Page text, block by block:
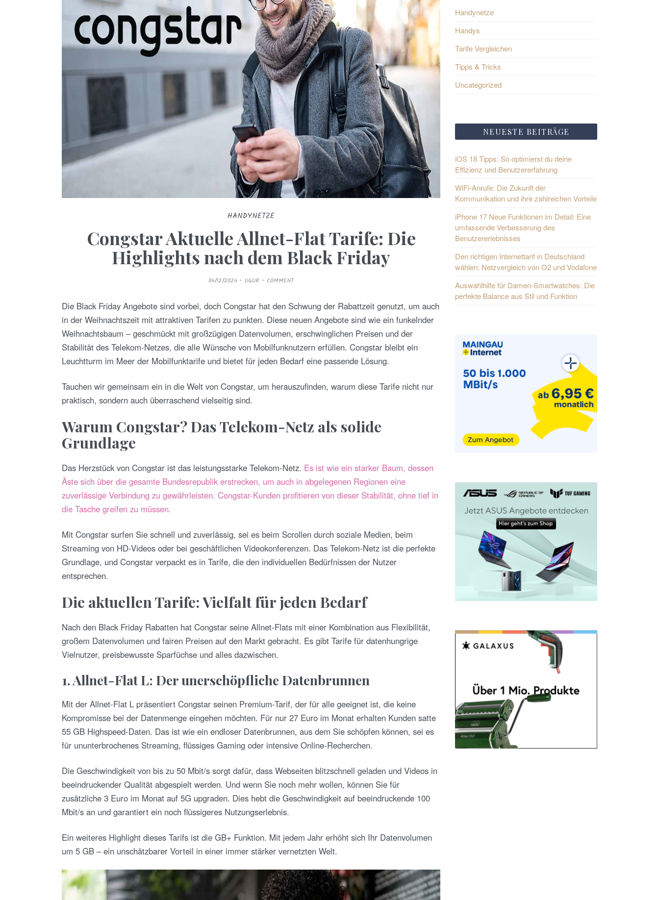
HANDYNETZE
Congstar Aktuelle Allnet-Flat Tarife: Die
Highlights nach dem Black Friday
P
O
E
D
N
04/12/2024 UGUR COMMENT
Die Black Friday Angebote sind vorbei, doch Congstar hat den Schwung der Rabattzeit genutzt, um auch
in der Weihnachtszeit mit attraktiven Tarifen zu punkten. Diese neuen Angebote sind wie ein funkelnder
Weihnachtsbaum – geschmückt mit großzügigen Datenvolumen, erschwinglichen Preisen und der
Stabilität des Telekom-Netzes, die alle Wünsche von Mobilfunknutzern erfüllen. Congstar bleibt ein
Leuchtturm im Meer der Mobilfunktarife und bietet für jeden Bedarf eine passende Lösung.
Tauchen wir gemeinsam ein in die Welt von Congstar, um herauszufinden, warum diese Tarife nicht nur
praktisch, sondern auch überraschend vielseitig sind.
Warum Congstar? Das Telekom-Netz als solide
Grundlage
Das Herzstück von Congstar ist das leistungsstarke Telekom-Netz. Es ist wie ein starker Baum, dessen
Äste sich über die gesamte Bundesrepublik erstrecken, um auch in abgelegenen Regionen eine
zuverlässige Verbindung zu gewährleisten. Congstar-Kunden profitieren von dieser Stabilität, ohne tief in
die Tasche greifen zu müssen.
Mit Congstar surfen Sie schnell und zuverlässig, sei es beim Scrollen durch soziale Medien, beim
Streaming von HD-Videos oder bei geschäftlichen Videokonferenzen. Das Telekom-Netz ist die perfekte
Grundlage, und Congstar verpackt es in Tarife, die den individuellen Bedürfnissen der Nutzer
entsprechen.
Die aktuellen Tarife: Vielfalt für jeden Bedarf
Nach den Black Friday Rabatten hat Congstar seine Allnet-Flats mit einer Kombination aus Flexibilität,
großem Datenvolumen und fairen Preisen auf den Markt gebracht. Es gibt Tarife für datenhungrige
Vielnutzer, preisbewusste Sparfüchse und alles dazwischen.
1. Allnet-Flat L: Der unerschöpfliche Datenbrunnen
Mit der Allnet-Flat L präsentiert Congstar seinen Premium-Tarif, der für alle geeignet ist, die keine
Kompromisse bei der Datenmenge eingehen möchten. Für nur 27 Euro im Monat erhalten Kunden satte
55 GB Highspeed-Daten. Das ist wie ein endloser Datenbrunnen, aus dem Sie schöpfen können, sei es
für ununterbrochenes Streaming, flüssiges Gaming oder intensive Online-Recherchen.
Die Geschwindigkeit von bis zu 50 Mbit/s sorgt dafür, dass Webseiten blitzschnell geladen und Videos in
beeindruckender Qualität abgespielt werden. Und wenn Sie noch mehr wollen, können Sie für
zusätzliche 3 Euro im Monat auf 5G upgraden. Dies hebt die Geschwindigkeit auf beeindruckende 100
Mbit/s an und garantiert ein noch flüssigeres Nutzungserlebnis.
Ein weiteres Highlight dieses Tarifs ist die GB+ Funktion. Mit jedem Jahr erhöht sich Ihr Datenvolumen
um 5 GB – ein unschätzbarer Vorteil in einer immer stärker vernetzten Welt.
Handynetze
Handys
Tarife Vergleichen
Tipps & Tricks
Uncategorized
NEUESTE BEITRÄGE
iOS 18 Tipps: So optimierst du deine
Effizienz und Benutzererfahrung
WiFi-Anrufe: Die Zukunft der
Kommunikation und ihre zahlreichen Vorteile
iPhone 17 Neue Funktionen im Detail: Eine
umfassende Verbesserung des
Benutzererlebnisses
Den richtigen Internettarif in Deutschland
wählen: Netzvergleich von O2 und Vodafone
Auswahlhilfe für Damen-Smartwatches: Die
perfekte Balance aus Stil und Funktion